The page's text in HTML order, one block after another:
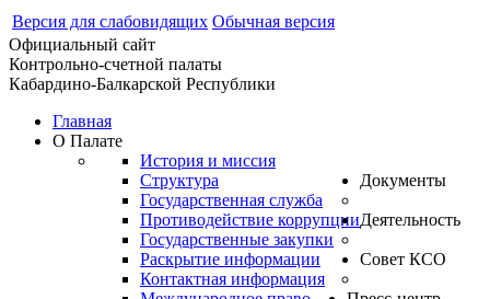
Версия для слабовидящих Обычная версия
Официальный сайт
Контрольно-счетной палаты
Кабардино-Балкарской Республики
Главная
О Палате
История и миссия
Структура
Государственная служба
Противодействие коррупции
Государственные закупки
Раскрытие информации
Контактная информация
Документы
Деятельность
Совет КСО